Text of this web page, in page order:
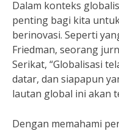
Dalam konteks
penting bagi kita
berinovasi. Seperti
Friedman, seorang
Serikat, “Globalisasi
datar, dan siapapun
lautan global ini akan
Dengan memahami